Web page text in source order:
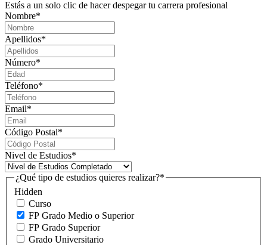
Estás a un solo clic de hacer despegar tu carrera profesional
Nombre*
Apellidos*
Número*
Teléfono*
Email*
Código Postal*
Nivel de Estudios*
Hidden
¿Qué tipo de estudios quieres realizar?*
Curso
FP Grado Medio o Superior
FP Grado Superior
Grado Universitario